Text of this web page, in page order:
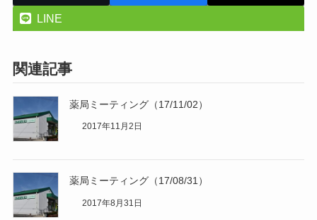
LINE
関連記事
薬局ミーティング（17/11/02）
2017年11月2日
薬局ミーティング（17/08/31）
2017年8月31日